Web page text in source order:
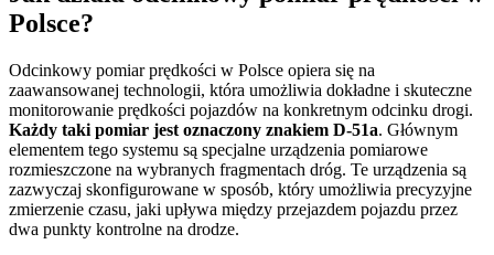
Polsce?
Odcinkowy pomiar prędkości w Polsce opiera się na
zaawansowanej technologii, która umożliwia dokładne i skuteczne
monitorowanie prędkości pojazdów na konkretnym odcinku drogi.
Każdy taki pomiar jest oznaczony znakiem D-51a. Głównym
elementem tego systemu są specjalne urządzenia pomiarowe
rozmieszczone na wybranych fragmentach dróg. Te urządzenia są
zazwyczaj skonfigurowane w sposób, który umożliwia precyzyjne
zmierzenie czasu, jaki upływa między przejazdem pojazdu przez
dwa punkty kontrolne na drodze.